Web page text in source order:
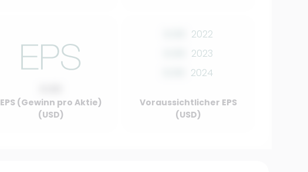
EPS (Gewinn pro Aktie)
(USD)
2022
2023
2024
Voraussichtlicher EPS
(USD)